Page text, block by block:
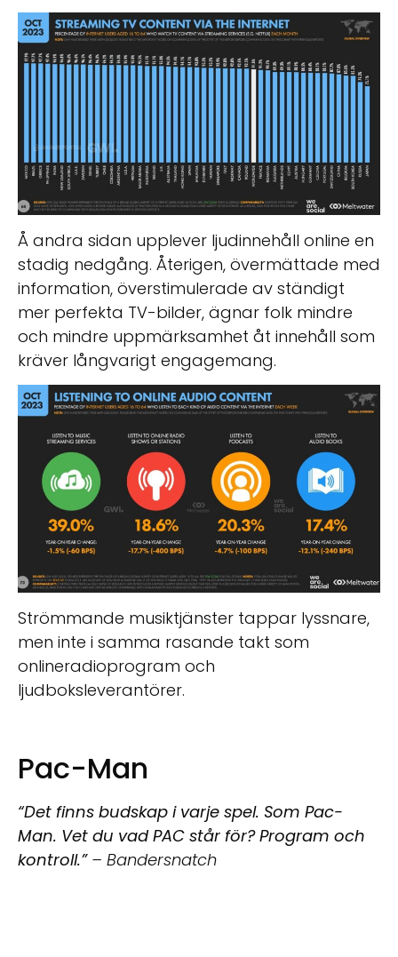
Å andra sidan upplever ljudinnehåll online en
stadig nedgång. Återigen, övermättade med
information, överstimulerade av ständigt
mer perfekta TV-bilder, ägnar folk mindre
och mindre uppmärksamhet åt innehåll som
kräver långvarigt engagemang.
Strömmande musiktjänster tappar lyssnare,
men inte i samma rasande takt som
onlineradioprogram och
ljudboksleverantörer.
Pac-Man
“Det finns budskap i varje spel. Som Pac-
Man. Vet du vad PAC står för? Program och
kontroll.” – Bandersnatch